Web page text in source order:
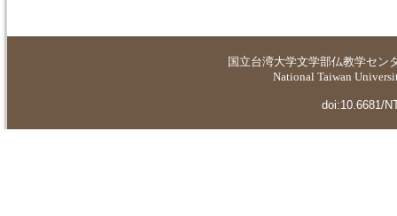
国立台湾大学文学部仏教学セン
National Taiwan
doi:10.6681/